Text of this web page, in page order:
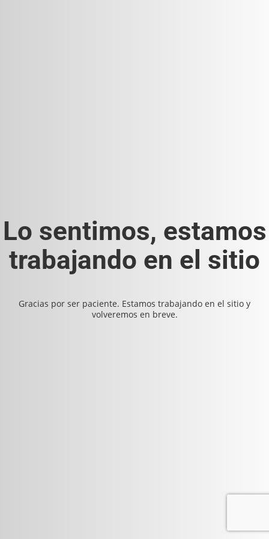
Lo sentimos, estamos
trabajando en el sitio
Gracias por ser paciente. Estamos trabajando en el sitio y
volveremos en breve.